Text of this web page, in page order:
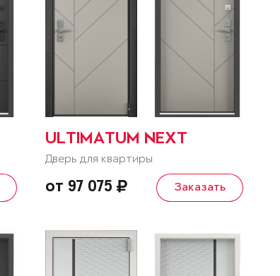
ULTIMATUM NEXT
Дверь для квартиры
от 97 075 Заказать